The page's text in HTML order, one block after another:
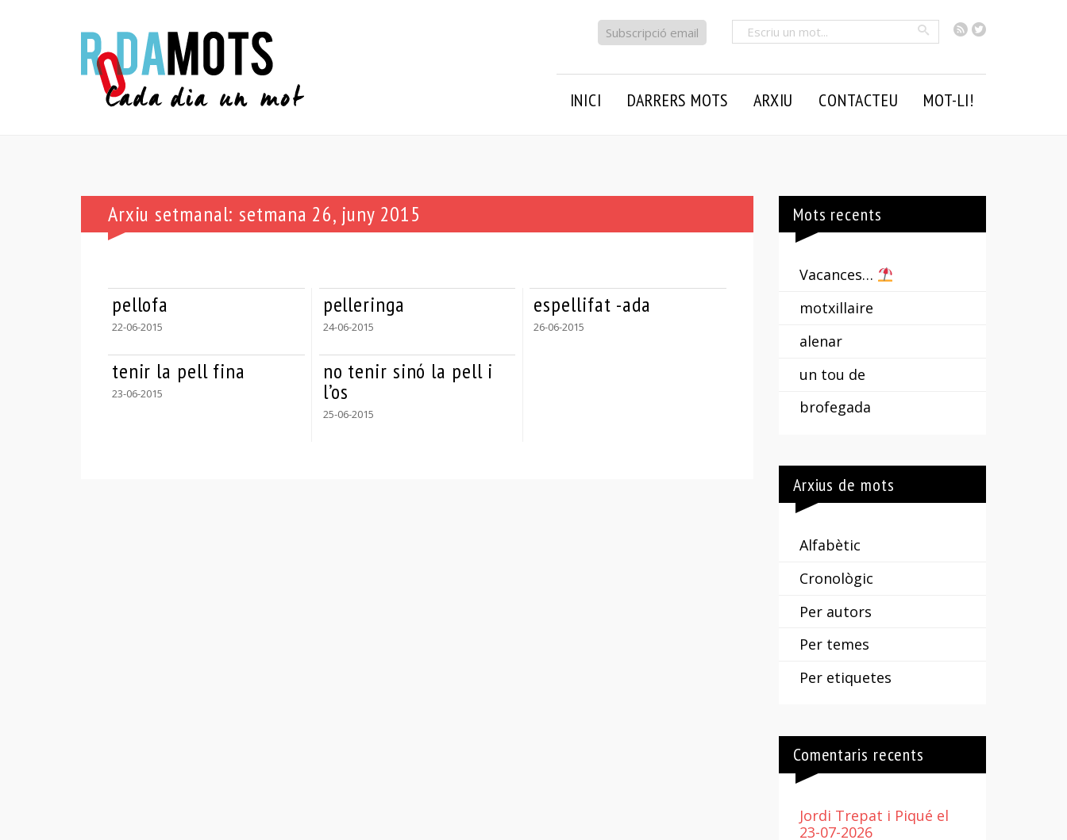
RSSTwitter
Cercar
Subscripció email
INICI DARRERS MOTS ARXIU CONTACTEU MOT-LI!
Arxiu setmanal: setmana 26, juny 2015
pellofa
22-06-2015
tenir la pell fina
23-06-2015
pelleringa
24-06-2015
no tenir sinó la pell i
l’os
25-06-2015
espellifat -ada
26-06-2015
Mots recents
Vacances…
motxillaire
alenar
un tou de
brofegada
Arxius de mots
Alfabètic
Cronològic
Per autors
Per temes
Per etiquetes
Comentaris recents
Jordi Trepat i Piqué el
23-07-2026